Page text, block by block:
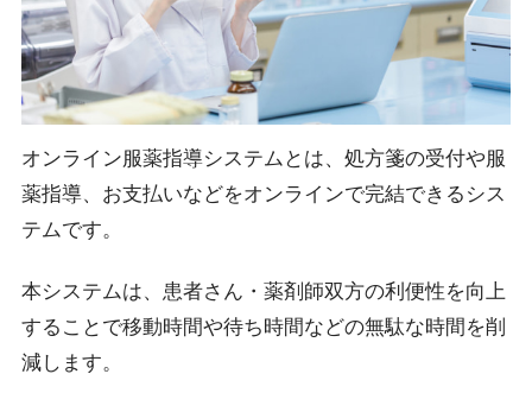
オンライン服薬指導システムとは、処方箋の受付や服
薬指導、お支払いなどをオンラインで完結できるシス
テムです。
本システムは、患者さん・薬剤師双方の利便性を向上
することで移動時間や待ち時間などの無駄な時間を削
減します。